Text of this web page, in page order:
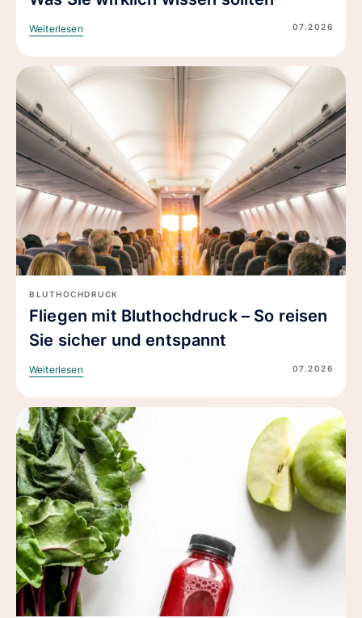
Weiterlesen 07.2026
BLUTHOCHDRUCK
Fliegen mit Bluthochdruck – So reisen
Sie sicher und entspannt
Weiterlesen 07.2026